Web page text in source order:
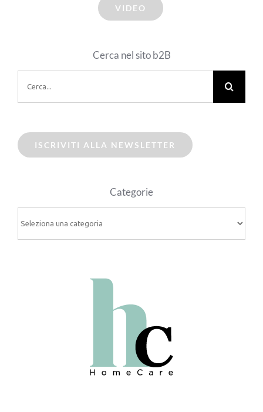
VIDEO
Cerca nel sito b2B
per:
ISCRIVITI ALLA NEWSLETTER
Categorie